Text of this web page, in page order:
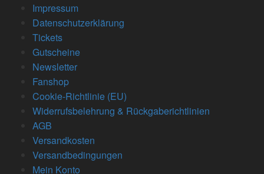
Impressum
Datenschutzerklärung
Tickets
Gutscheine
Newsletter
Fanshop
Cookie-Richtlinie (EU)
Widerrufsbelehrung & Rückgaberichtlinien
AGB
Versandkosten
Versandbedingungen
Mein Konto